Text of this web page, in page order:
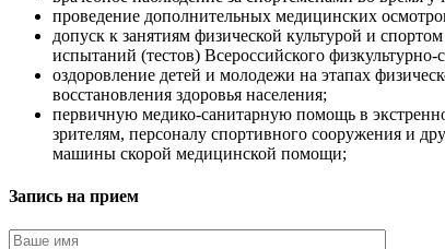
проведение дополнительных медицинских
допуск к занятиям физической культурой и
испытаний (тестов) Всероссийского
оздоровление детей и молодежи на этапах
восстановления здоровья населения;
первичную медико-санитарную помощь в
зрителям, персоналу спортивного сооружения и
машины скорой медицинской помощи;
Запись на прием